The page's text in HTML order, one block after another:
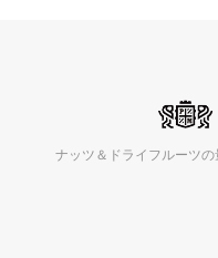
ナッツ＆ドライフルーツ